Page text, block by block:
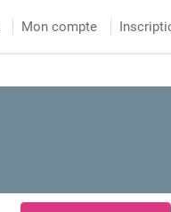
Mon compte